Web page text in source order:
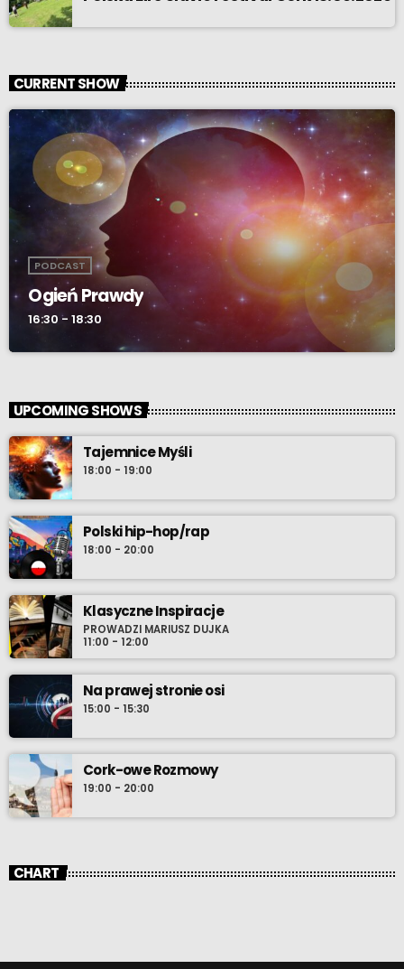
CURRENT SHOW
PODCAST
Ogień Prawdy
16:30 - 18:30
UPCOMING SHOWS
Tajemnice Myśli
18:00 - 19:00
Polski hip-hop/rap
18:00 - 20:00
Klasyczne Inspiracje
PROWADZI MARIUSZ DUJKA
11:00 - 12:00
Na prawej stronie osi
15:00 - 15:30
Cork-owe Rozmowy
19:00 - 20:00
CHART